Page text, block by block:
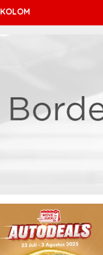
KOLOM